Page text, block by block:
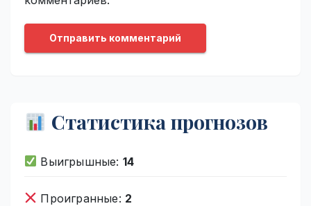
Статистика прогнозов
Выигрышные: 14
Проигранные: 2